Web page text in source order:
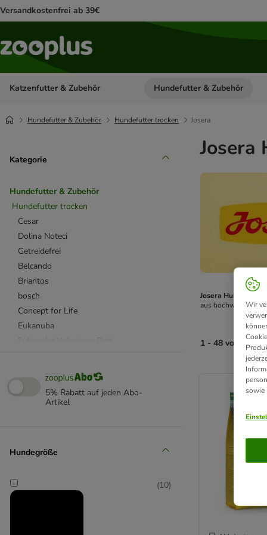
Versandkostenfrei ab 39€
Katzenfutter & Zubehör Kategorie-Menü öffnen:
Hundefutter & Zubehör
Hundefutter & Zubehör Hundefutter trocken Josera
Kategorie
Hundefutter & Zubehör
Hundefutter trocken
Cesar
Dolina Noteci
Getreidefrei
Belcando
Briantos
bosch
Concept for Life
Eukanuba
Happy Dog Supreme
Hill's Prescription Diet
Hill's Science Plan
Purizon
Rocco
5% Rabatt auf jeden Abo-
Artikel
Hundegröße
(10)
Josera
Josera Hundefutter:
aus hochwertigen
1 - 48 von 84
product items
Wir
sowie